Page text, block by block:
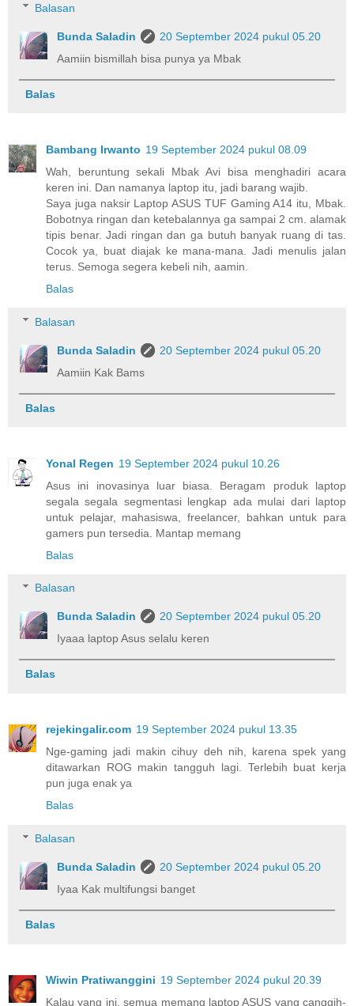
Balasan
Bunda Saladin
20 September 2024 pukul 05.20
Aamiin bismillah bisa punya ya Mbak
Balas
Bambang Irwanto 19 September 2024 pukul 08.09
Wah, beruntung sekali Mbak Avi bisa menghadiri acara
keren ini. Dan namanya laptop itu, jadi barang wajib.
Saya juga naksir Laptop ASUS TUF Gaming A14 itu, Mbak.
Bobotnya ringan dan ketebalannya ga sampai 2 cm. alamak
tipis benar. Jadi ringan dan ga butuh banyak ruang di tas.
Cocok ya, buat diajak ke mana-mana. Jadi menulis jalan
terus. Semoga segera kebeli nih, aamin.
Balas
Balasan
Bunda Saladin
20 September 2024 pukul 05.20
Aamiin Kak Bams
Balas
Yonal Regen 19 September 2024 pukul 10.26
Asus ini inovasinya luar biasa. Beragam produk laptop
segala segala segmentasi lengkap ada mulai dari laptop
untuk pelajar, mahasiswa, freelancer, bahkan untuk para
gamers pun tersedia. Mantap memang
Balas
Balasan
Bunda Saladin
20 September 2024 pukul 05.20
Iyaaa laptop Asus selalu keren
Balas
rejekingalir.com 19 September 2024 pukul 13.35
Nge-gaming jadi makin cihuy deh nih, karena spek yang
ditawarkan ROG makin tangguh lagi. Terlebih buat kerja
pun juga enak ya
Balas
Balasan
Bunda Saladin
20 September 2024 pukul 05.20
Iyaa Kak multifungsi banget
Balas
Wiwin Pratiwanggini 19 September 2024 pukul 20.39
Kalau yang ini, semua memang laptop ASUS yang canggih-